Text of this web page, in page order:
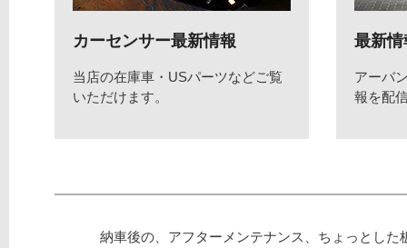
カーセンサー最新情報
当店の在庫車・USパーツなどご覧
いただけます。
最新情
アーバ
報を配
納車後の、アフターメンテナンス、ちょっとした